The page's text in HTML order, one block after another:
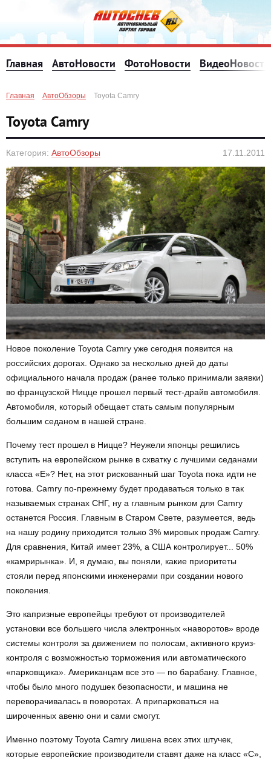
Главная АвтоНовости ФотоНовости ВидеоНовости
Главная АвтоОбзоры Toyota Camry
Toyota Camry
Категория: АвтоОбзоры 17.11.2011
Новое поколение Toyota Camry уже сегодня появится на
российских дорогах. Однако за несколько дней до даты
официального начала продаж (ранее только принимали заявки)
во французской Ницце прошел первый тест-драйв автомобиля.
Автомобиля, который обещает стать самым популярным
большим седаном в нашей стране.
Почему тест прошел в Ницце? Неужели японцы решились
вступить на европейском рынке в схватку с лучшими седанами
класса «Е»? Нет, на этот рискованный шаг Toyota пока идти не
готова. Camry по-прежнему будет продаваться только в так
называемых странах СНГ, ну а главным рынком для Camry
останется Россия. Главным в Старом Свете, разумеется, ведь
на нашу родину приходится только 3% мировых продаж Camry.
Для сравнения, Китай имеет 23%, а США контролирует... 50%
«камрирынка». И, я думаю, вы поняли, какие приоритеты
стояли перед японскими инженерами при создании нового
поколения.
Это капризные европейцы требуют от производителей
установки все большего числа электронных «наворотов» вроде
системы контроля за движением по полосам, активного круиз-
контроля с возможностью торможения или автоматического
«парковщика». Американцам все это — по барабану. Главное,
чтобы было много подушек безопасности, и машина не
переворачивалась в поворотах. А припарковаться на
широченных авеню они и сами смогут.
Именно поэтому Toyota Camry лишена всех этих штучек,
которые европейские производители ставят даже на класс «С»,